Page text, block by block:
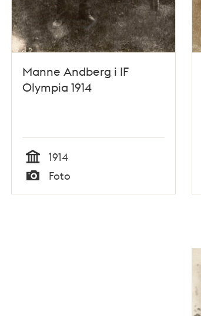
Manne Andberg i IF
Olympia 1914
Tid
1914
Typ
Foto